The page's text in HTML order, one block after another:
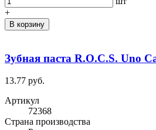
+
В корзину
Зубная паста R.O.C.S. Uno
13.77 руб.
Артикул
72368
Cтрана производства